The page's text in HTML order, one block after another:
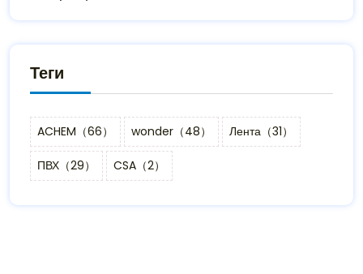
Теги
ACHEM（66） wonder（48） Лента（31）
ПВХ（29） CSA（2）